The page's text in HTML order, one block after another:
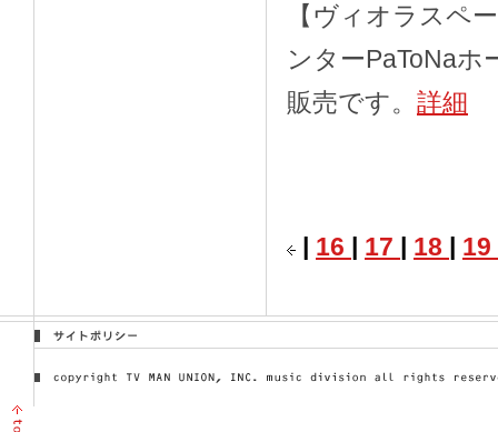
【ヴィオラスペ
ンターPaToNaホ
販売です。 詳細
16 17 18 19